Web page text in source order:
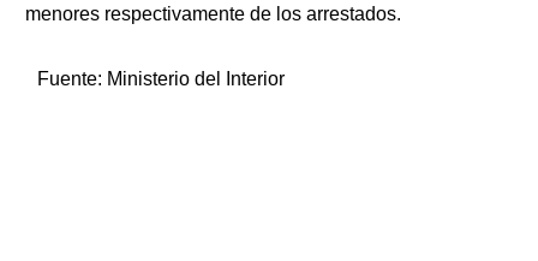
menores respectivamente de los arrestados.
Fuente: Ministerio del Interior